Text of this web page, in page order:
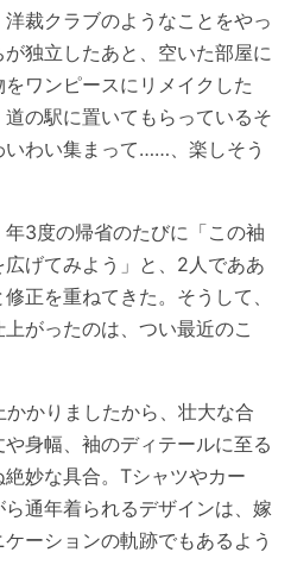
洋裁クラブのようなことをやっ
独立したあと、空いた部屋に
ワンピースにリメイクした
の駅に置いてもらっているそ
いわい集まって……、楽しそう
3度の帰省のたびに「この袖
げてみよう」と、2人でああ
正を重ねてきた。そうして、
がったのは、つい最近のこ
かかりましたから、壮大な合
身幅、袖のディテールに至る
妙な具合。Tシャツやカー
通年着られるデザインは、嫁
ーションの軌跡でもあるよう